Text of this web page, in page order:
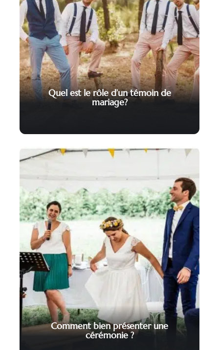
Quel est le rôle d’un témoin de
mariage?
Comment bien présenter une
cérémonie ?